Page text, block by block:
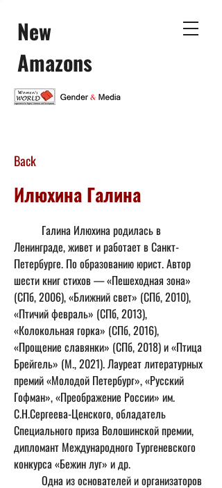
New
Amazons
Back
Илюхина Галина
Ленинграде, живет и работает в Санкт-
Петербурге. По образованию юрист. Автор
шести книг стихов — «Пешеходная зона»
(СПб, 2006), «Ближний свет» (СПб, 2010),
«Птичий февраль» (СПб, 2013),
«Колокольная горка» (СПб, 2016),
«Прощение славянки» (СПб, 2018) и «Птица
Брейгель» (М., 2021). Лауреат литературных
премий «Молодой Петербург», «Русский
Гофман», «Преображение России» им.
С.Н.Сергеева-Ценского, обладатель
Специального приза Волошинской премии,
дипломант Международного Тургеневского
конкурса «Бежин луг» и др.